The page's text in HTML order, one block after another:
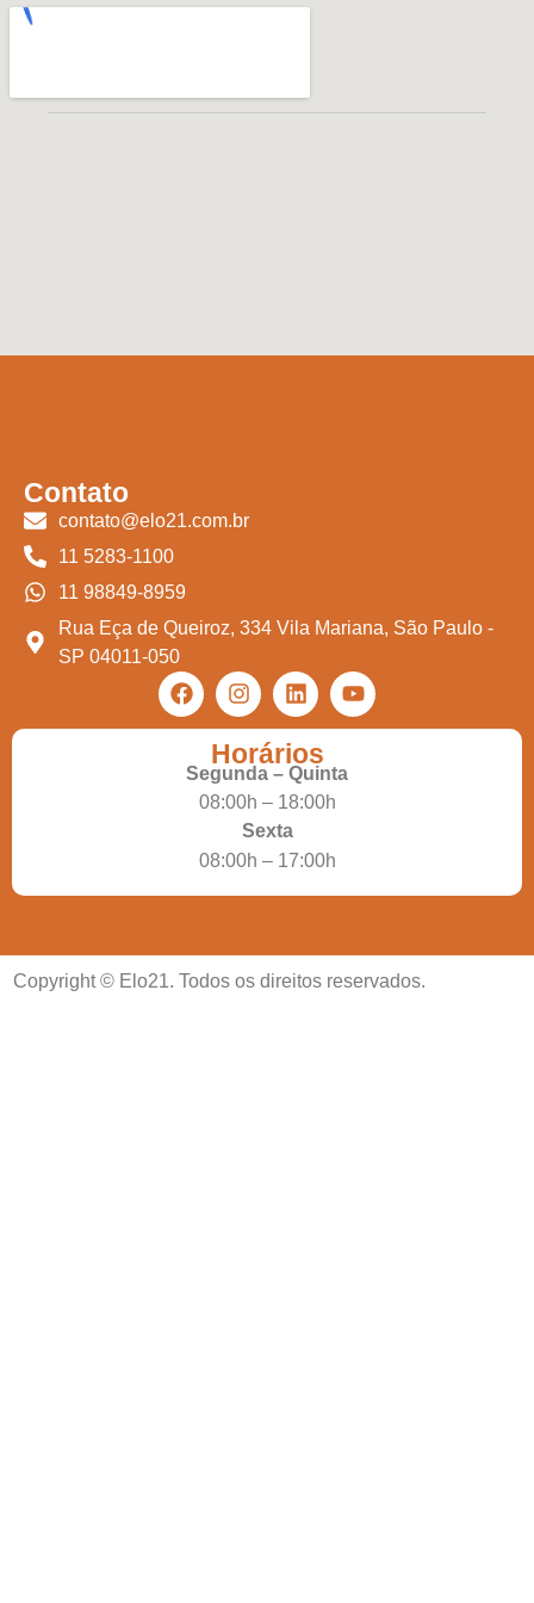
Contato
contato@elo21.com.br
11 5283-1100
11 98849-8959
Rua Eça de Queiroz, 334 Vila Mariana, São Paulo -
SP 04011-050
Horários
Segunda – Quinta
08:00h – 18:00h
Sexta
08:00h – 17:00h
Copyright © Elo21. Todos os direitos reservados.